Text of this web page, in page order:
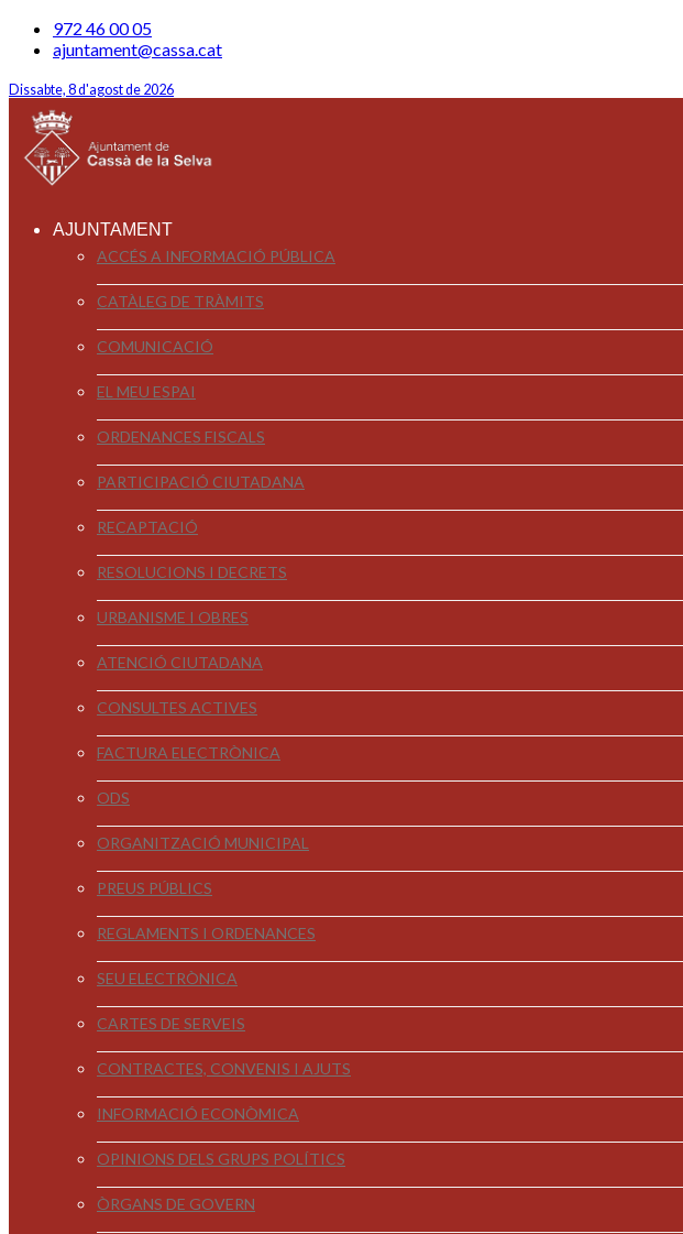
972 46 00 05
ajuntament@cassa.cat
Dissabte, 8 d'agost de 2026
AJUNTAMENT
ACCÉS A INFORMACIÓ PÚBLICA
CATÀLEG DE TRÀMITS
COMUNICACIÓ
EL MEU ESPAI
ORDENANCES FISCALS
PARTICIPACIÓ CIUTADANA
RECAPTACIÓ
RESOLUCIONS I DECRETS
URBANISME I OBRES
ATENCIÓ CIUTADANA
CONSULTES ACTIVES
FACTURA ELECTRÒNICA
ODS
ORGANITZACIÓ MUNICIPAL
PREUS PÚBLICS
REGLAMENTS I ORDENANCES
SEU ELECTRÒNICA
CARTES DE SERVEIS
CONTRACTES, CONVENIS I AJUTS
INFORMACIÓ ECONÒMICA
OPINIONS DELS GRUPS POLÍTICS
ÒRGANS DE GOVERN